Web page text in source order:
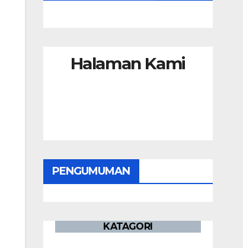
Halaman Kami
PENGUMUMAN
KATAGORI